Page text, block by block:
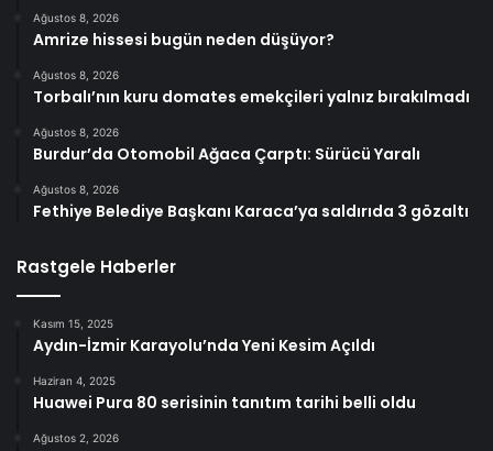
Ağustos 8, 2026
Amrize hissesi bugün neden düşüyor?
Ağustos 8, 2026
Torbalı’nın kuru domates emekçileri yalnız bırakılmadı
Ağustos 8, 2026
Burdur’da Otomobil Ağaca Çarptı: Sürücü Yaralı
Ağustos 8, 2026
Fethiye Belediye Başkanı Karaca’ya saldırıda 3 gözaltı
Rastgele Haberler
Kasım 15, 2025
Aydın-İzmir Karayolu’nda Yeni Kesim Açıldı
Haziran 4, 2025
Huawei Pura 80 serisinin tanıtım tarihi belli oldu
Ağustos 2, 2026